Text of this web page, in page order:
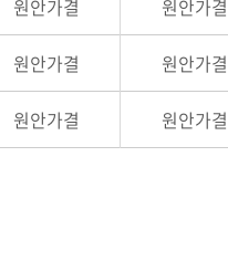
원안가결 원안가결
원안가결 원안가결
원안가결 원안가결